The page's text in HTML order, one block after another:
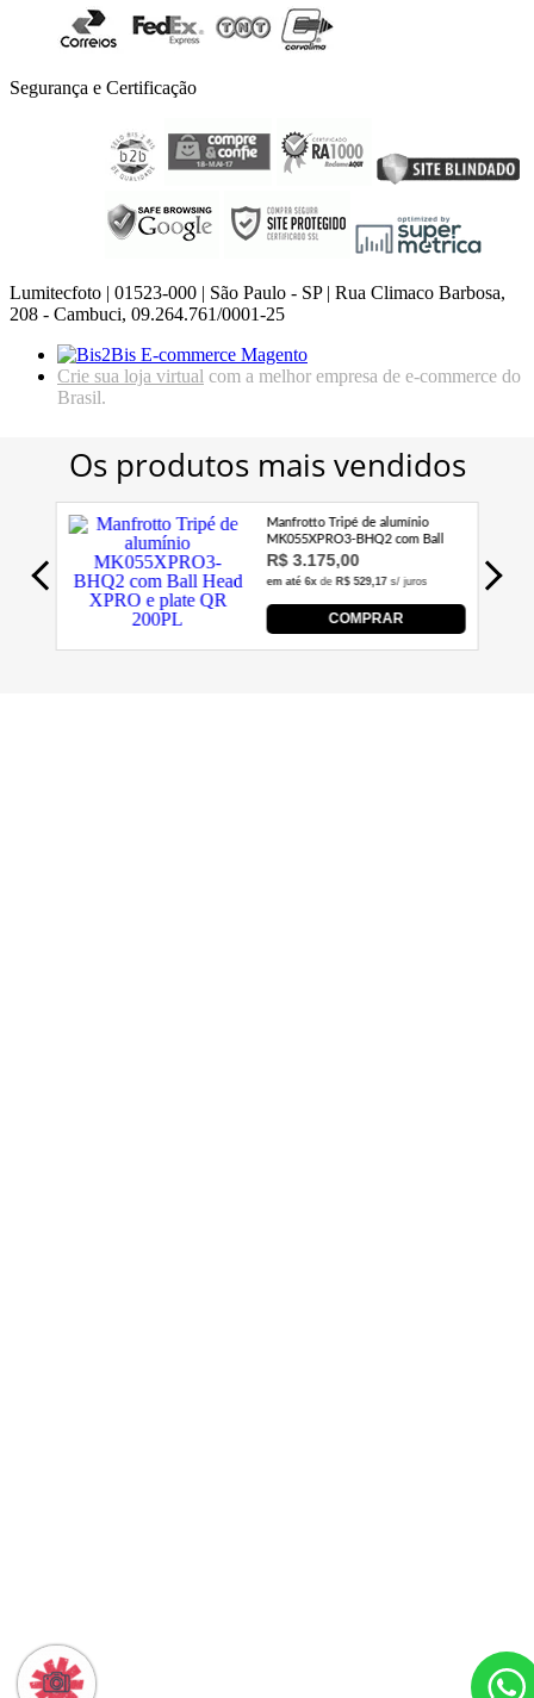
Segurança e Certificação
Lumitecfoto | 01523-000 | São Paulo - SP | Rua Climaco Barbosa,
208 - Cambuci, 09.264.761/0001-25
Crie sua loja virtual com a melhor empresa de e-commerce do
Brasil.